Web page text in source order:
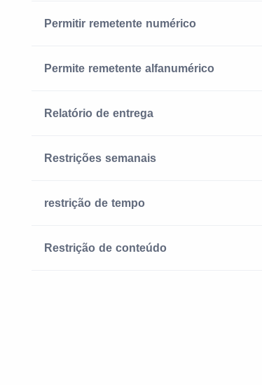
Permitir remetente numérico
Permite remetente alfanumérico
Relatório de entrega
Restrições semanais
restrição de tempo
Restrição de conteúdo